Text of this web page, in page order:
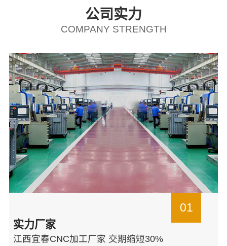
公司实力
COMPANY STRENGTH
01
实力厂家
江西宜春CNC加工厂家 交期缩短30%